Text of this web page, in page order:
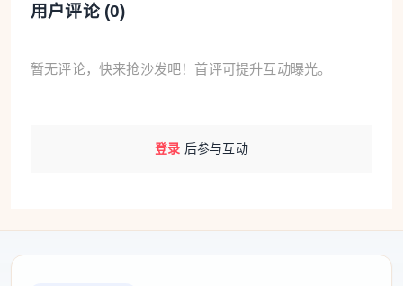
用户评论 (0)
暂无评论，快来抢沙发吧！首评可提升互动曝光。
登录 后参与互动